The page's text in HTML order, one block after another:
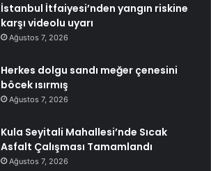
İstanbul İtfaiyesi’nden yangın riskine
karşı videolu uyarı
Ağustos 7, 2026
Herkes dolgu sandı meğer çenesini
böcek ısırmış
Ağustos 7, 2026
Kula Seyitali Mahallesi’nde Sıcak
Asfalt Çalışması Tamamlandı
Ağustos 7, 2026